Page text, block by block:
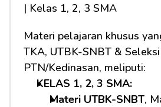
| Kelas 1, 2, 3 SMA
Materi pelajaran khusus
TKA, UTBK-SNBT &
PTN/Kedinasan, meliputi:
KELAS 1, 2, 3 SMA:
Materi UTBK-SNBT,